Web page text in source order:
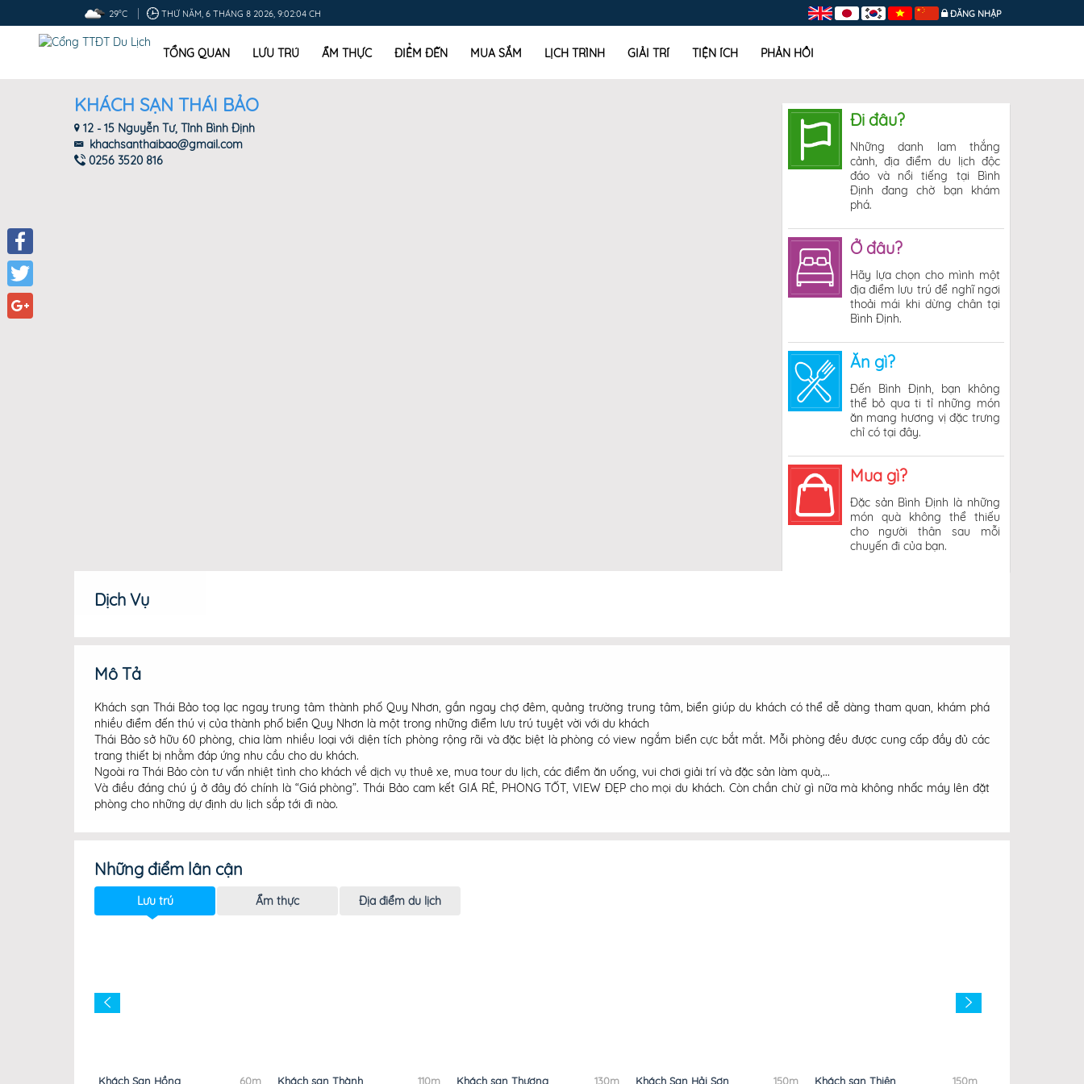
29°C THỨ NĂM, 6 THÁNG 8 2026, 9:02:04 CH ĐĂNG NHẬP
TỔNG QUAN LƯU TRÚ ẨM THỰC ĐIỂM ĐẾN MUA SẮM LỊCH TRÌNH GIẢI TRÍ TIỆN ÍCH PHẢN HỒI
Facebook
Twitter
KHÁCH SẠN THÁI BẢO
12 - 15 Nguyễn Tư, Tỉnh Bình Định
khachsanthaibao@gmail.com
0256 3520 816
Đi đâu?
Những danh lam thắng
cảnh, địa điểm du lịch độc
đáo và nổi tiếng tại Bình
Định đang chờ bạn khám
phá.
Ở đâu?
Hãy lựa chọn cho mình một
địa điểm lưu trú để nghĩ ngơi
thoải mái khi dừng chân tại
Bình Định.
Ăn gì?
Đến Bình Định, bạn không
thể bỏ qua ti tỉ những món
ăn mang hương vị đặc trưng
chỉ có tại đây.
Mua gì?
Đặc sản Bình Định là những
món quà không thể thiếu
cho người thân sau mỗi
chuyến đi của bạn.
Dịch Vụ
Mô Tả
Khách sạn Thái Bảo toạ lạc ngay trung tâm thành phố Quy Nhơn, gần ngay chợ đêm, quảng trường trung tâm, biển giúp du khách có thể dễ dàng tham quan, khám phá
nhiều điểm đến thú vị của thành phố biển Quy Nhơn là một trong những điểm lưu trú tuyệt vời với du khách
Thái Bảo sở hữu 60 phòng, chia làm nhiều loại với diện tích phòng rộng rãi và đặc biệt là phòng có view ngắm biển cực bắt mắt. Mỗi phòng đều được cung cấp đầy đủ các
trang thiết bị nhằm đáp ứng nhu cầu cho du khách.
Ngoài ra Thái Bảo còn tư vấn nhiệt tình cho khách về dịch vụ thuê xe, mua tour du lịch, các điểm ăn uống, vui chơi giải trí và đặc sản làm quà,...
Và điều đáng chú ý ở đây đó chính là “Giá phòng”. Thái Bảo cam kết GIÁ RẺ, PHÒNG TỐT, VIEW ĐẸP cho mọi du khách. Còn chần chừ gì nữa mà không nhấc máy lên đặt
phòng cho những dự định du lịch sắp tới đi nào.
Những điểm lân cận
Lưu trú Ẩm thực Địa điểm du lịch
Khách Sạn Hồng 60m Khách sạn Thành 110m Khách sạn Thượng 130m Khách Sạn Hải Sơn 150m Khách sạn Thiên 150m